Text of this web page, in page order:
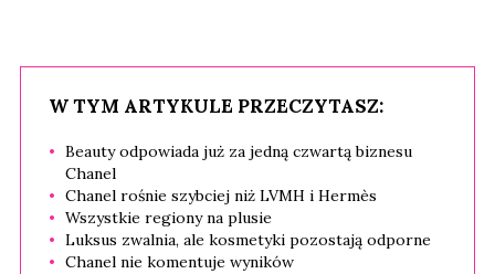
W TYM ARTYKULE PRZECZYTASZ:
Beauty odpowiada już za jedną czwartą biznesu
Chanel
Chanel rośnie szybciej niż LVMH i Hermès
Wszystkie regiony na plusie
Luksus zwalnia, ale kosmetyki pozostają odporne
Chanel nie komentuje wyników